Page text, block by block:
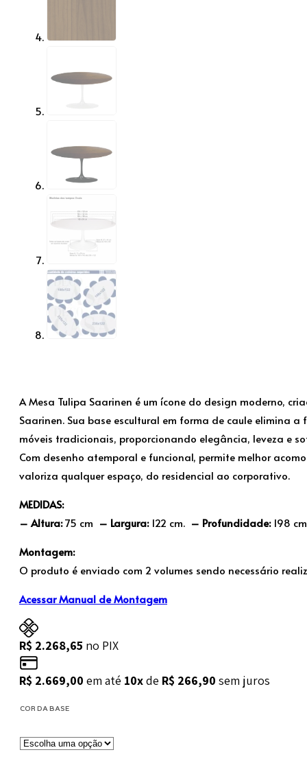
A Mesa Tulipa Saarinen é um ícone do design moderno,
Saarinen. Sua base escultural em forma de caule elimina
móveis tradicionais, proporcionando elegância, leveza e
Com desenho atemporal e funcional, permite melhor
valoriza qualquer espaço, do residencial ao corporativo.
MEDIDAS:
– Altura:75 cm – Largura:122 cm. – Profundidade:198
Montagem:
O produto é enviado com 2 volumes sendo necessário
Acessar Manual de Montagem
R$ 2.268,65 no PIX
R$ 2.669,00 em até 10xde R$ 266,90 sem juros
COR DA BASE